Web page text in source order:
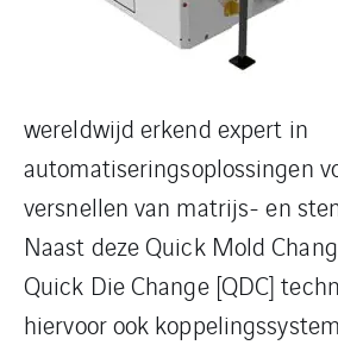
wereldwijd erkend expert in
automatiseringsoplossingen
versnellen van matrijs- en
Naast deze Quick Mold
Quick Die Change [QDC]
hiervoor ook